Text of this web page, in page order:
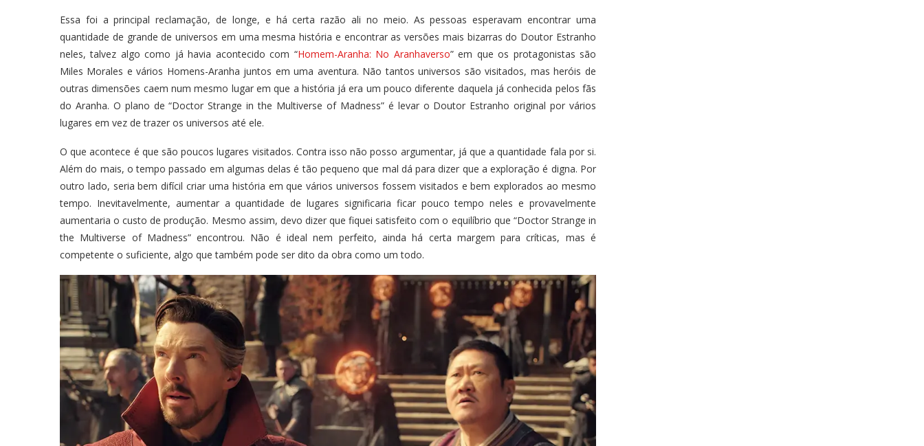
Essa foi a principal reclamação, de longe, e há certa razão ali no meio. As pessoas esperavam encontrar uma
quantidade de grande de universos em uma mesma história e encontrar as versões mais bizarras do Doutor Estranho
neles, talvez algo como já havia acontecido com “Homem-Aranha: No Aranhaverso” em que os protagonistas são
Miles Morales e vários Homens-Aranha juntos em uma aventura. Não tantos universos são visitados, mas heróis de
outras dimensões caem num mesmo lugar em que a história já era um pouco diferente daquela já conhecida pelos fãs
do Aranha. O plano de “Doctor Strange in the Multiverse of Madness” é levar o Doutor Estranho original por vários
lugares em vez de trazer os universos até ele.
O que acontece é que são poucos lugares visitados. Contra isso não posso argumentar, já que a quantidade fala por si.
Além do mais, o tempo passado em algumas delas é tão pequeno que mal dá para dizer que a exploração é digna. Por
outro lado, seria bem difícil criar uma história em que vários universos fossem visitados e bem explorados ao mesmo
tempo. Inevitavelmente, aumentar a quantidade de lugares significaria ficar pouco tempo neles e provavelmente
aumentaria o custo de produção. Mesmo assim, devo dizer que fiquei satisfeito com o equilíbrio que “Doctor Strange in
the Multiverse of Madness” encontrou. Não é ideal nem perfeito, ainda há certa margem para críticas, mas é
competente o suficiente, algo que também pode ser dito da obra como um todo.